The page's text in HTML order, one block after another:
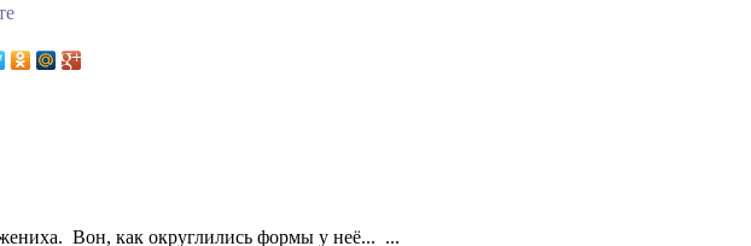
Вон, как округлились формы у неё... ...